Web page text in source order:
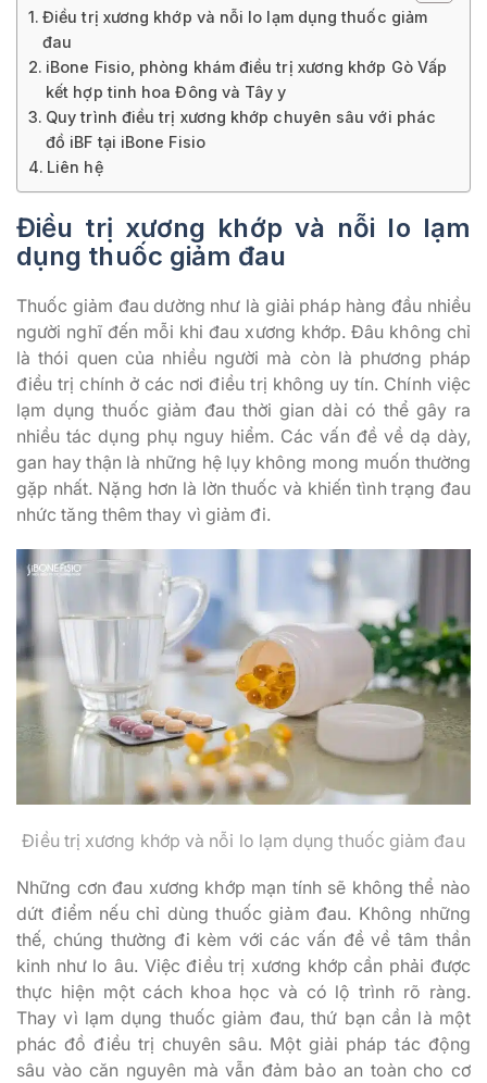
Điều trị xương khớp và nỗi lo lạm dụng thuốc giảm
đau
iBone Fisio, phòng khám điều trị xương khớp Gò Vấp
kết hợp tinh hoa Đông và Tây y
Quy trình điều trị xương khớp chuyên sâu với phác
đồ iBF tại iBone Fisio
Liên hệ
Điều trị xương khớp và nỗi lo lạm
dụng thuốc giảm đau
Thuốc giảm đau dường như là giải pháp hàng đầu nhiều
người nghĩ đến mỗi khi đau xương khớp. Đâu không chỉ
là thói quen của nhiều người mà còn là phương pháp
điều trị chính ở các nơi điều trị không uy tín. Chính việc
lạm dụng thuốc giảm đau thời gian dài có thể gây ra
nhiều tác dụng phụ nguy hiểm. Các vấn đề về dạ dày,
gan hay thận là những hệ lụy không mong muốn thường
gặp nhất. Nặng hơn là lờn thuốc và khiến tình trạng đau
nhức tăng thêm thay vì giảm đi.
Điều trị xương khớp và nỗi lo lạm dụng thuốc giảm đau
Những cơn đau xương khớp mạn tính sẽ không thể nào
dứt điểm nếu chỉ dùng thuốc giảm đau. Không những
thế, chúng thường đi kèm với các vấn đề về tâm thần
kinh như lo âu. Việc điều trị xương khớp cần phải được
thực hiện một cách khoa học và có lộ trình rõ ràng.
Thay vì lạm dụng thuốc giảm đau, thứ bạn cần là một
phác đồ điều trị chuyên sâu. Một giải pháp tác động
sâu vào căn nguyên mà vẫn đảm bảo an toàn cho cơ